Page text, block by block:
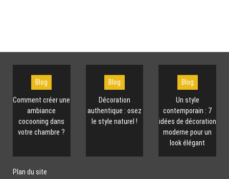
Blog
Comment créer une
ambiance
cocooning dans
votre chambre ?
Blog
Décoration
authentique : osez
le style naturel !
Blog
Un style
contemporain : 7
idées de décoration
moderne pour un
look élégant
Plan du site